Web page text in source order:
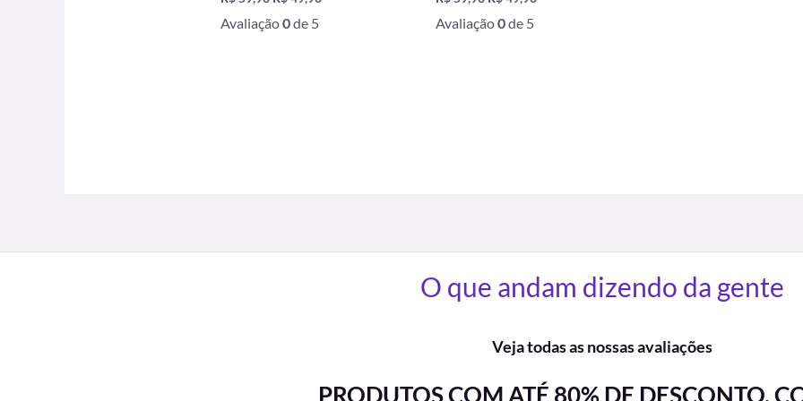
Avaliação0de 5 Avaliação0de 5
O que andam dizendo da gente
Veja todas as nossas avaliações
PRODUTOS COM ATÉ 80% DE DESCONTO.